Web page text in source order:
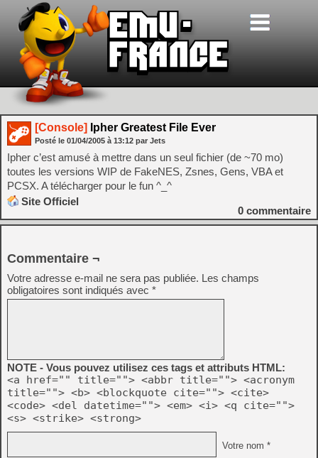
[Console] Ipher Greatest File Ever
Posté le 01/04/2005 à 13:12 par Jets
Ipher c’est amusé à mettre dans un seul fichier (de ~70 mo)
toutes les versions WIP de FakeNES, Zsnes, Gens, VBA et
PCSX. A télécharger pour le fun ^_^
Site Officiel
0 commentaire
Commentaire ¬
Votre adresse e-mail ne sera pas publiée. Les champs
obligatoires sont indiqués avec *
NOTE - Vous pouvez utilisez ces tags et attributs HTML:
<a href="" title=""> <abbr title=""> <acronym
title=""> <b> <blockquote cite=""> <cite>
<code> <del datetime=""> <em> <i> <q cite="">
<s> <strike> <strong>
Votre nom *